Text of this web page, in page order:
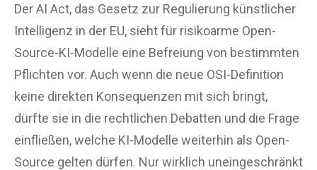
Der AI Act, das Gesetz zur Regulierung künstlicher
Intelligenz in der EU, sieht für risikoarme Open-
Source-KI-Modelle eine Befreiung von bestimmten
Pflichten vor. Auch wenn die neue OSI-Definition
keine direkten Konsequenzen mit sich bringt,
dürfte sie in die rechtlichen Debatten und die Frage
einfließen, welche KI-Modelle weiterhin als Open-
Source gelten dürfen. Nur wirklich uneingeschränkt